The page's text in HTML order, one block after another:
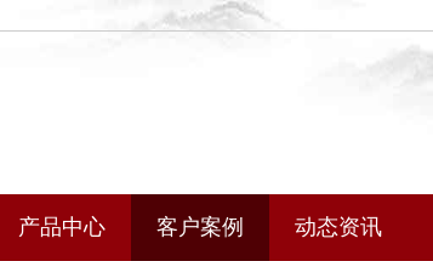
产品中心 客户案例 动态资讯